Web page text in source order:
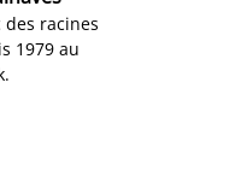
racines
1979 au